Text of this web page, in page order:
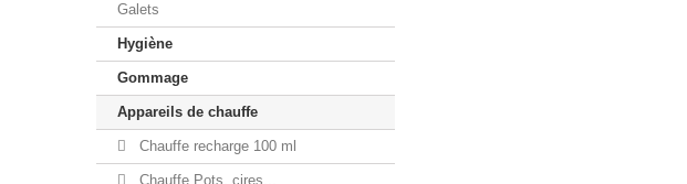
Galets
Hygiène
Gommage
Appareils de chauffe
Chauffe recharge 100 ml
Chauffe Pots, cires...